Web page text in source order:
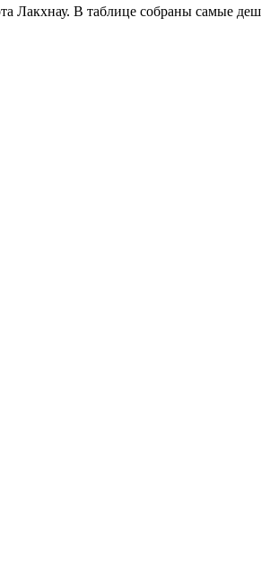
Лакхнау. В таблице собраны самые